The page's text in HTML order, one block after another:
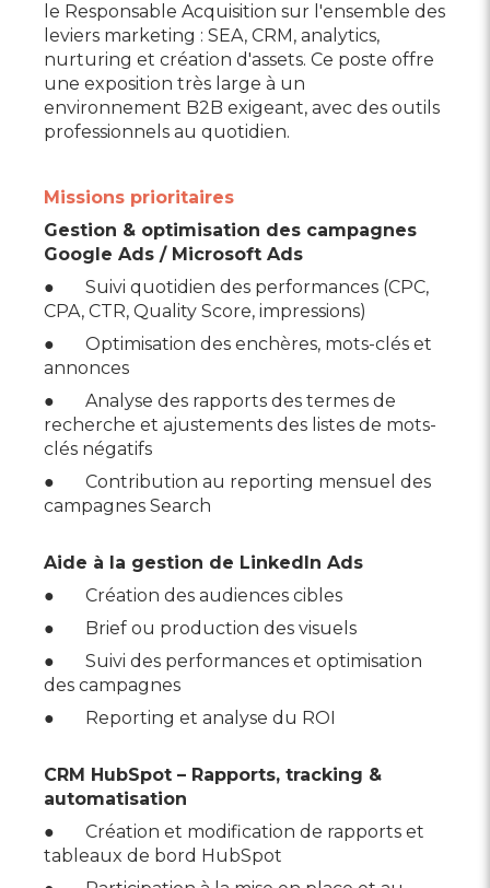
le Responsable Acquisition sur l'ensemble des
leviers marketing : SEA, CRM, analytics,
nurturing et création d'assets. Ce poste offre
une exposition très large à un
environnement B2B exigeant, avec des outils
professionnels au quotidien.
Missions prioritaires
Gestion & optimisation des campagnes
Google Ads / Microsoft Ads
● Suivi quotidien des performances (CPC,
CPA, CTR, Quality Score, impressions)
● Optimisation des enchères, mots-clés et
annonces
● Analyse des rapports des termes de
recherche et ajustements des listes de mots-
clés négatifs
● Contribution au reporting mensuel des
campagnes Search
Aide à la gestion de LinkedIn Ads
● Création des audiences cibles
● Brief ou production des visuels
● Suivi des performances et optimisation
des campagnes
● Reporting et analyse du ROI
CRM HubSpot – Rapports, tracking &
automatisation
● Création et modification de rapports et
tableaux de bord HubSpot